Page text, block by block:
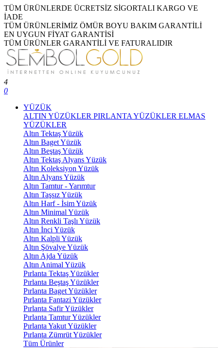
TÜM ÜRÜNLERDE ÜCRETSİZ SİGORTALI KARGO VE
İADE
TÜM ÜRÜNLERİMİZ ÖMÜR BOYU BAKIM GARANTİLİ
EN UYGUN FİYAT GARANTİSİ
TÜM ÜRÜNLER GARANTİLİ VE FATURALIDIR
4
0
YÜZÜK
ALTIN YÜZÜKLER PIRLANTA YÜZÜKLER ELMAS
YÜZÜKLER
Altın Tektaş Yüzük
Altın Baget Yüzük
Altın Beştaş Yüzük
Altın Tektaş Alyans Yüzük
Altın Koleksiyon Yüzük
Altın Alyans Yüzük
Altın Tamtur - Yarımtur
Altın Taşsız Yüzük
Altın Harf - İsim Yüzük
Altın Minimal Yüzük
Altın Renkli Taşlı Yüzük
Altın İnci Yüzük
Altın Kalpli Yüzük
Altın Şövalye Yüzük
Altın Ajda Yüzük
Altın Animal Yüzük
Pırlanta Tektaş Yüzükler
Pırlanta Beştaş Yüzükler
Pırlanta Baget Yüzükler
Pırlanta Fantazi Yüzükler
Pırlanta Safir Yüzükler
Pırlanta Tamtur Yüzükler
Pırlanta Yakut Yüzükler
Pırlanta Zümrüt Yüzükler
Tüm Ürünler